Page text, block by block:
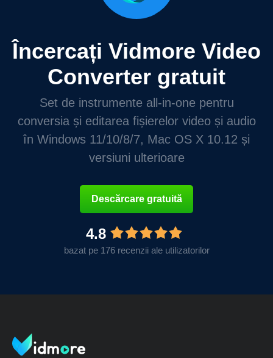
Încercați Vidmore Video
Converter gratuit
Set de instrumente all-in-one pentru
conversia și editarea fișierelor video și audio
în Windows 11/10/8/7, Mac OS X 10.12 și
versiuni ulterioare
Descărcare gratuită
4.8
bazat pe 176 recenzii ale utilizatorilor